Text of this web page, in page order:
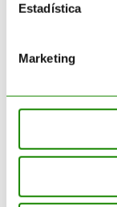
Estadística
Marketing
Destrucción
Economía
Gestión de